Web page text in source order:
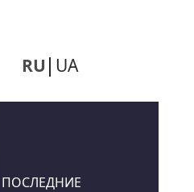
RU UA
ПОСЛЕДНИЕ